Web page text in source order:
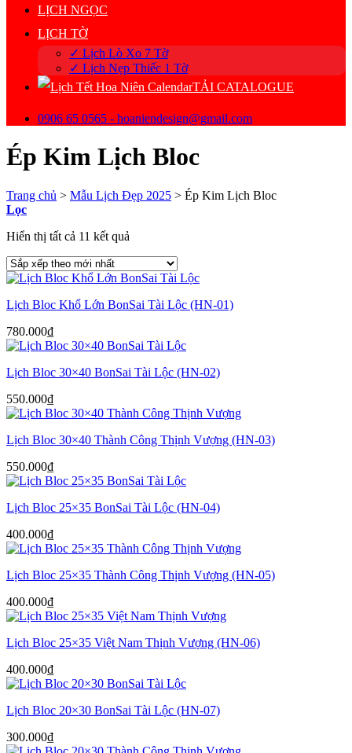
LỊCH NGỌC
LỊCH TỜ
✓ Lịch Lò Xo 7 Tờ
✓ Lịch Nẹp Thiếc 1 Tờ
TẢI CATALOGUE
0906 65 0565 - hoaniendesign@gmail.com
Ép Kim Lịch Bloc
Trang chủ > Mẫu Lịch Đẹp 2025 > Ép Kim Lịch Bloc
Lọc
Hiển thị tất cả 11 kết quả
theo
nhất
Lịch Bloc Khổ Lớn BonSai Tài Lộc (HN-01)
780.000₫
Lịch Bloc 30×40 BonSai Tài Lộc (HN-02)
550.000₫
Lịch Bloc 30×40 Thành Công Thịnh Vượng (HN-03)
550.000₫
Lịch Bloc 25×35 BonSai Tài Lộc (HN-04)
400.000₫
Lịch Bloc 25×35 Thành Công Thịnh Vượng (HN-05)
400.000₫
Lịch Bloc 25×35 Việt Nam Thịnh Vượng (HN-06)
400.000₫
Lịch Bloc 20×30 BonSai Tài Lộc (HN-07)
300.000₫